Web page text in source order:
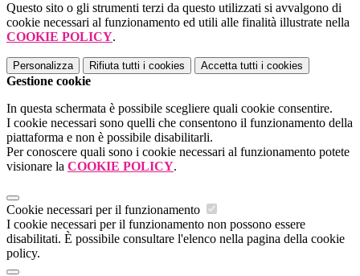
Questo sito o gli strumenti terzi da questo utilizzati si avvalgono di
cookie necessari al funzionamento ed utili alle finalità illustrate nella
COOKIE POLICY.
Personalizza Rifiuta tutti i cookies Accetta tutti i cookies
Gestione cookie
In questa schermata è possibile scegliere quali cookie consentire.
I cookie necessari sono quelli che consentono il funzionamento della
piattaforma e non è possibile disabilitarli.
Per conoscere quali sono i cookie necessari al funzionamento potete
visionare la COOKIE POLICY.
Cookie necessari per il funzionamento
I cookie necessari per il funzionamento non possono essere
disabilitati. È possibile consultare l'elenco nella pagina della cookie
policy.